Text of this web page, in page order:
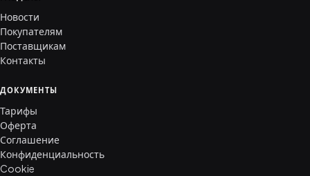
Новости
Покупателям
Поставщикам
Контакты
ДОКУМЕНТЫ
Тарифы
Оферта
Соглашение
Конфиденциальность
Cookie